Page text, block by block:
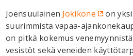
Joensuulainen Jokikone
on
suurimmista vapaa-
on pitkä kokemus
vesistöt sekä veneiden